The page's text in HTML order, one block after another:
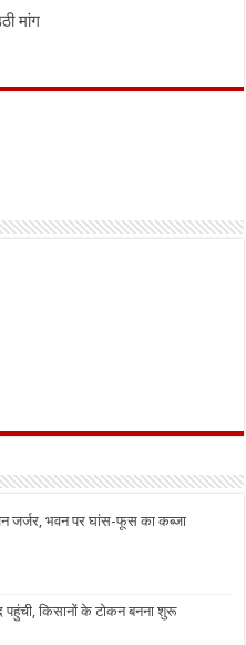
मांग
जर्जर, भवन पर घांस-फूस का कब्जा
पहुंची, किसानों के टोकन बनना शुरू